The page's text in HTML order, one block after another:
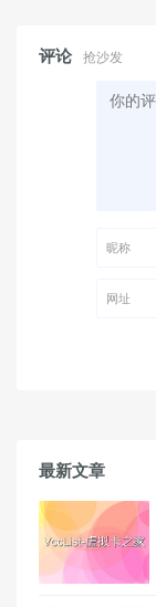
评论 抢沙发
最新文章